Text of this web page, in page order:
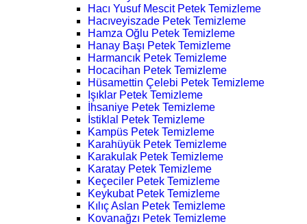
Hacı Yusuf Mescit Petek Temizleme
Hacıveyiszade Petek Temizleme
Hamza Oğlu Petek Temizleme
Hanay Başı Petek Temizleme
Harmancık Petek Temizleme
Hocacihan Petek Temizleme
Hüsamettin Çelebi Petek Temizleme
Işıklar Petek Temizleme
İhsaniye Petek Temizleme
İstiklal Petek Temizleme
Kampüs Petek Temizleme
Karahüyük Petek Temizleme
Karakulak Petek Temizleme
Karatay Petek Temizleme
Keçeciler Petek Temizleme
Keykubat Petek Temizleme
Kılıç Aslan Petek Temizleme
Kovanağzı Petek Temizleme